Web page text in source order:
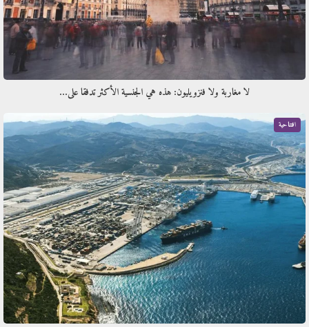
لا مغاربة ولا فنزويليون: هذه هي الجنسية الأكثر تدفقا على…
افتتاحية